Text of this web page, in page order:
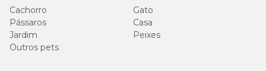
Cachorro
Gato
Pássaros
Casa
Jardim
Peixes
Outros pets